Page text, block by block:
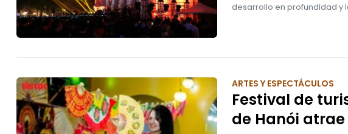
desarrollo en profundidad y
ARTES Y ESPECTÁCULOS
Festival de
de Hanói